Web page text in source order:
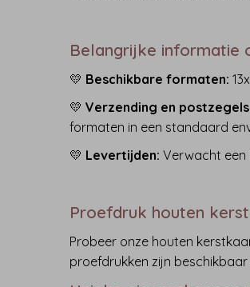
Belangrijke informatie
💛 Beschikbare formaten:
💛 Verzending en
formaten in een standaard
💛 Levertijden: Verwacht een
Proefdruk houten
Probeer onze houten
proefdrukken zijn